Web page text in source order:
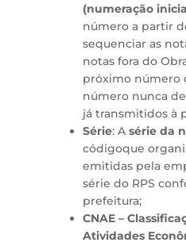
(numeração
número a partir
sequenciar as
notas fora do
próximo número
número nunca
já transmitidos à
Série: A série da
códigoque
emitidas pela
série do RPS
prefeitura;
CNAE –
Atividades